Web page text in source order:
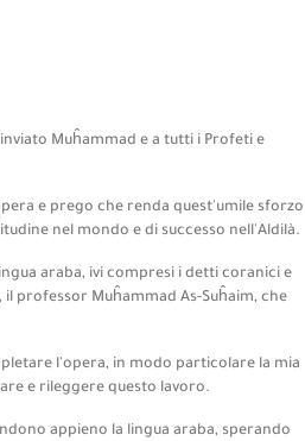
Muĥammad e a tutti i Profeti e
e prego che renda quest'umile sforzo
nel mondo e di successo nell'Aldilà.
araba, ivi compresi i detti coranici e
professor Muĥammad As-Suĥaim, che
l'opera, in modo particolare la mia
e rileggere questo lavoro.
appieno la lingua araba, sperando